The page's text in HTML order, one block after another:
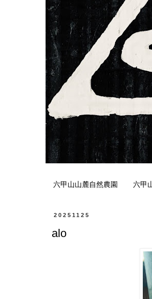
六甲山山麓自然農園 六甲
20251125
alo